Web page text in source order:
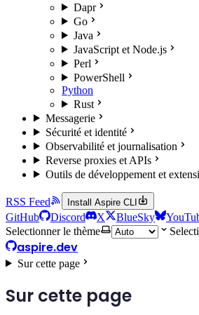
Dapr
Go
Java
JavaScript et Node.js
Perl
PowerShell
Python
Rust
Messagerie
Sécurité et identité
Observabilité et journalisation
Reverse proxies et APIs
Outils de développement et
RSS Feed Install Aspire CLI
GitHub Discord X BlueSky
Selectionner le thème
aspire.dev
Sur cette page
Sur cette page